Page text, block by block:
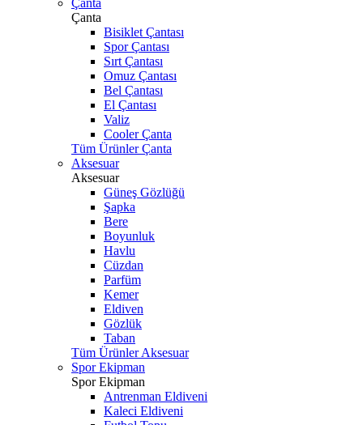
Çanta
Çanta
Bisiklet Çantası
Spor Çantası
Sırt Çantası
Omuz Çantası
Bel Çantası
El Çantası
Valiz
Cooler Çanta
Tüm Ürünler Çanta
Aksesuar
Aksesuar
Güneş Gözlüğü
Şapka
Bere
Boyunluk
Havlu
Cüzdan
Parfüm
Kemer
Eldiven
Gözlük
Taban
Tüm Ürünler Aksesuar
Spor Ekipman
Spor Ekipman
Antrenman Eldiveni
Kaleci Eldiveni